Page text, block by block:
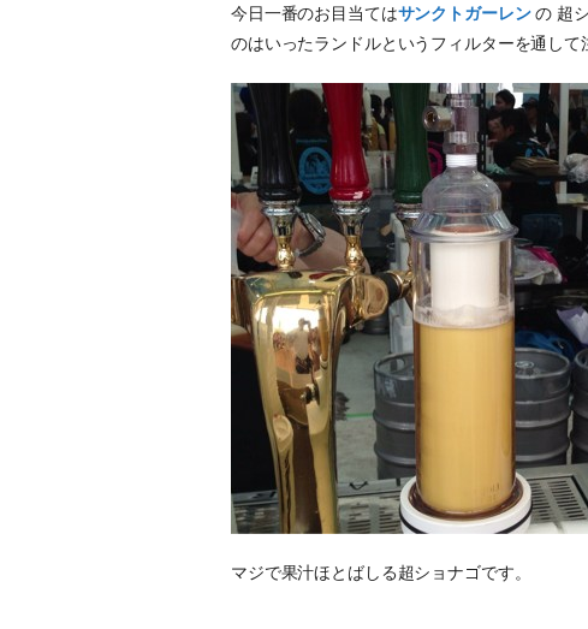
今日一番のお目当てはサンクトガーレンの 超
のはいったランドルというフィルターを通して
マジで果汁ほとばしる超ショナゴです。